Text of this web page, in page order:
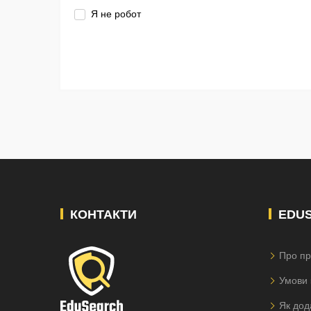
Я не робот
КОНТАКТИ
Про
Умови
Як